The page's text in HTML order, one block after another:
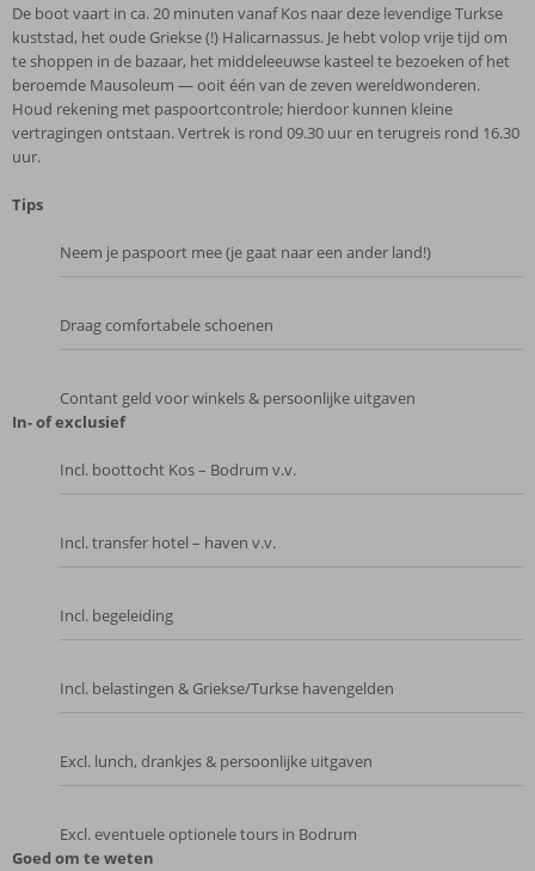
De boot vaart in ca. 20 minuten vanaf Kos naar deze levendige Turkse
kuststad, het oude Griekse (!) Halicarnassus. Je hebt volop vrije tijd om
te shoppen in de bazaar, het middeleeuwse kasteel te bezoeken of het
beroemde Mausoleum — ooit één van de zeven wereldwonderen.
Houd rekening met paspoortcontrole; hierdoor kunnen kleine
vertragingen ontstaan. Vertrek is rond 09.30 uur en terugreis rond 16.30
uur.
Tips
Neem je paspoort mee (je gaat naar een ander land!)
Draag comfortabele schoenen
Contant geld voor winkels & persoonlijke uitgaven
In- of exclusief
Incl. boottocht Kos – Bodrum v.v.
Incl. transfer hotel – haven v.v.
Incl. begeleiding
Incl. belastingen & Griekse/Turkse havengelden
Excl. lunch, drankjes & persoonlijke uitgaven
Excl. eventuele optionele tours in Bodrum
Goed om te weten